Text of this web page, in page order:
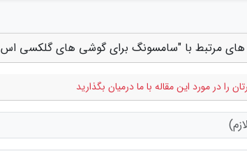
مرتبط با "سامسونگ برای گوشی های گلکسی اس 21 از باتری های چینی استفاده می کند"
را در مورد این مقاله با ما درمیان بگذارید